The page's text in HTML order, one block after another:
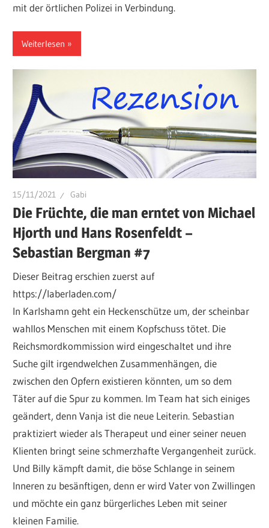
mit der örtlichen Polizei in Verbindung.
Weiterlesen
15/11/2021 Gabi
Die Früchte, die man erntet von Michael
Hjorth und Hans Rosenfeldt –
Sebastian Bergman #7
Dieser Beitrag erschien zuerst auf
https://laberladen.com/
In Karlshamn geht ein Heckenschütze um, der scheinbar
wahllos Menschen mit einem Kopfschuss tötet. Die
Reichsmordkommission wird eingeschaltet und ihre
Suche gilt irgendwelchen Zusammenhängen, die
zwischen den Opfern existieren könnten, um so dem
Täter auf die Spur zu kommen. Im Team hat sich einiges
geändert, denn Vanja ist die neue Leiterin. Sebastian
praktiziert wieder als Therapeut und einer seiner neuen
Klienten bringt seine schmerzhafte Vergangenheit zurück.
Und Billy kämpft damit, die böse Schlange in seinem
Inneren zu besänftigen, denn er wird Vater von Zwillingen
und möchte ein ganz bürgerliches Leben mit seiner
kleinen Familie.